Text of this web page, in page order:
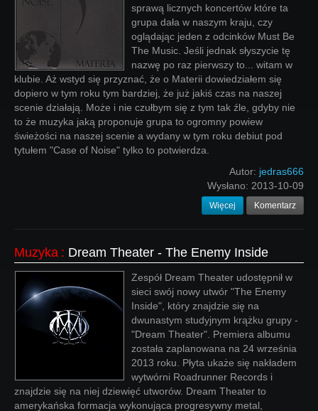
sprawą licznych koncertów które ta
grupa dała w naszym kraju, czy
oglądając jeden z odcinków Must Be
The Music. Jeśli jednak słyszycie tę
nazwę po raz pierwszy to... witam w
klubie. Aż wstyd się przyznać, że o Materii dowiedziałem się
dopiero w tym roku tym bardziej, że już jakiś czas na naszej
scenie działają. Może i nie czułbym się z tym tak źle, gdyby nie
to że muzyka jaką proponuje grupa to ogromny powiew
świeżości na naszej scenie a wydany w tym roku debiut pod
tytułem "Case of Noise" tylko to potwierdza.
Autor: jedras666
Wysłano: 2013-10-09
Więcej Komentarz
Muzyka : Dream Theater - The Enemy Inside
Zespół Dream Theater udostępnił w
sieci swój nowy utwór "The Enemy
Inside", który znajdzie się na
dwunastym studyjnym krążku grupy -
"Dream Theater". Premiera albumu
została zaplanowana na 24 września
2013 roku. Płyta ukaże się nakładem
wytwórni Roadrunner Records i
znajdzie się na niej dziewięć utworów. Dream Theater to
amerykańska formacja wykonująca progresywny metal,